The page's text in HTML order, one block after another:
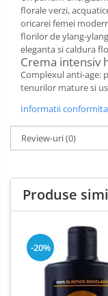
Dezinfectant
Dezinfectant Sano
Domestos Verde
Domestos WC
Gel Antibacterian
Produse Curatenie
Produse Sano Baie
Sanytol Dezinfectant
Hartie Igienica
Prosoape De Hartie
Prosoape de Hartie
Odorizant Camera
Odorizant Camera
Odorizant Camera Air
plasture
florale verzi,
oricarei femei
florilor de ylang-
eleganta si caldura
Crema intensiv
Complexul anti-age:
tenurilor mature si
Informatii
Review-uri(0)
Produse
-20%